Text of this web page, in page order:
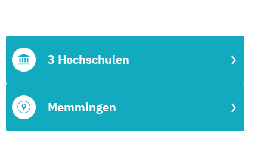
Memmingen
3 Hochschulen